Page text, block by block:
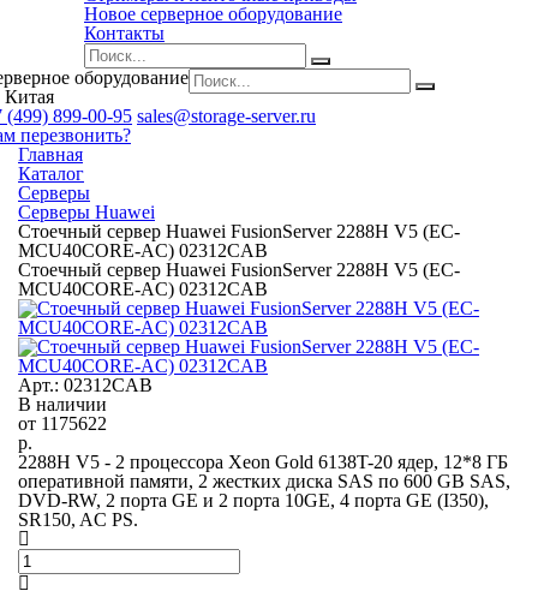
Новое серверное оборудование
Контакты
оборудование
Китая
(499) 899-00-95 sales@storage-server.ru
перезвонить?
Главная
Каталог
Серверы
Серверы Huawei
Стоечный сервер Huawei FusionServer 2288H V5 (EC-
MCU40CORE-AC) 02312CAB
Стоечный сервер Huawei FusionServer 2288H V5 (EC-
MCU40CORE-AC) 02312CAB
Арт.: 02312CAB
В наличии
от 1175622
р.
2288H V5 - 2 процессора Xeon Gold 6138T-20 ядер, 12*8 ГБ
оперативной памяти, 2 жестких диска SAS по 600 GB SAS,
DVD-RW, 2 порта GE и 2 порта 10GE, 4 порта GE (I350),
SR150, AC PS.